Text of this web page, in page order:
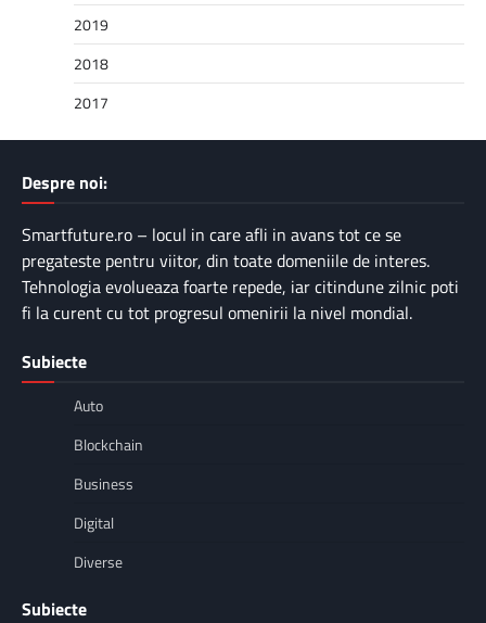
2019
2018
2017
Despre noi:
Smartfuture.ro – locul in care afli in avans tot ce se
pregateste pentru viitor, din toate domeniile de interes.
Tehnologia evolueaza foarte repede, iar citindune zilnic poti
fi la curent cu tot progresul omenirii la nivel mondial.
Subiecte
Auto
Blockchain
Business
Digital
Diverse
Subiecte